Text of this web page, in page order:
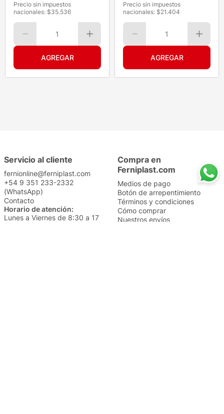
Precio sin impuestos
nacionales: $35.536
1
Precio sin impuestos
nacionales: $21.404
1
Servicio al cliente
fernionline@ferniplast.com
+54 9 351 233-2332
(WhatsApp)
Contacto
Horario de atención:
Lunes a Viernes de 8:30 a 17
Compra en
Ferniplast.com
Medios de pago
Botón de arrepentimiento
Términos y condiciones
Cómo comprar
Nuestros envíos